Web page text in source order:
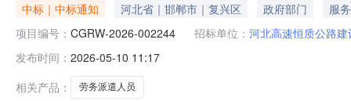
中标｜中标通知 河北省｜邯郸市｜复兴区 政府部门
服务
项目编号： CGRW-2026-002244 招标单位： 河北高速恒质公路
发布时间： 2026-05-10 11:17
相关产品：
劳务派遣人员